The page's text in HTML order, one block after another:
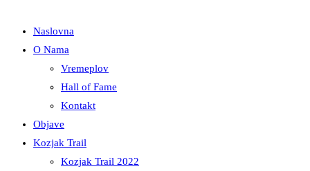
Naslovna
O Nama
Vremeplov
Hall of Fame
Kontakt
Objave
Kozjak Trail
Kozjak Trail 2022